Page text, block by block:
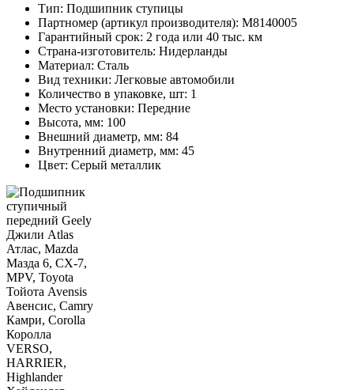
Тип: Подшипник ступицы
Партномер (артикул производителя): M8140005
Гарантийный срок: 2 года или 40 тыс. км
Страна-изготовитель: Нидерланды
Материал: Сталь
Вид техники: Легковые автомобили
Количество в упаковке, шт: 1
Место установки: Передние
Высота, мм: 100
Внешний диаметр, мм: 84
Внутренний диаметр, мм: 45
Цвет: Серый металлик